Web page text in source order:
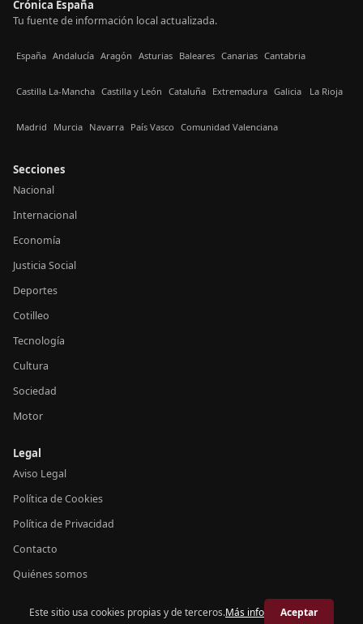
Crónica España
Tu fuente de información local actualizada.
España Andalucía Aragón Asturias Baleares Canarias Cantabria
Castilla La-Mancha Castilla y León Cataluña Extremadura Galicia La Rioja
Madrid Murcia Navarra País Vasco Comunidad Valenciana
Secciones
Nacional
Internacional
Economía
Justicia Social
Deportes
Cotilleo
Tecnología
Cultura
Sociedad
Motor
Legal
Aviso Legal
Política de Cookies
Política de Privacidad
Contacto
Quiénes somos
© 2026 Crónica España
Este sitio usa cookies propias y de terceros.Más info Aceptar